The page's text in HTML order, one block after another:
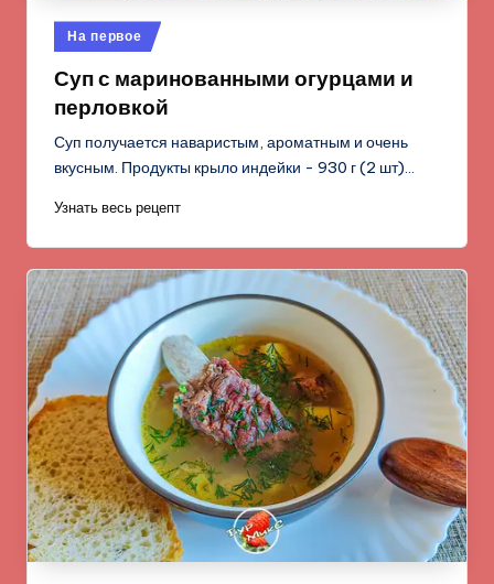
Опубликовано
в
На первое
Суп с маринованными огурцами и
перловкой
Суп получается наваристым, ароматным и очень
вкусным. Продукты крыло индейки - 930 г (2 шт)…
Узнать весь рецепт